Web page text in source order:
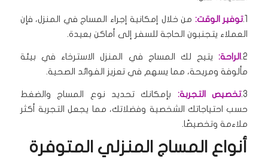
1. توفير الوقت: من خلال إمكانية إجراء المساج في المنزل، فإن
العملاء يتجنبون الحاجة للسفر إلى أماكن بعيدة.
2. الراحة:يتيح لك المساج في المنزل الاسترخاء في بيئة
مألوفة ومريحة، مما يسهم في تعزيز الفوائد الصحية.
3. تخصيص التجربة: بإمكانك تحديد نوع المساج والضغط
حسب احتياجاتك الشخصية وفضلاتك، مما يجعل التجربة أكثر
ملاءمة وتخصيصًا.
أنواع المساج المنزلي المتوفرة